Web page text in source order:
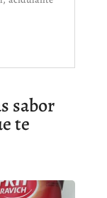
sabor
te